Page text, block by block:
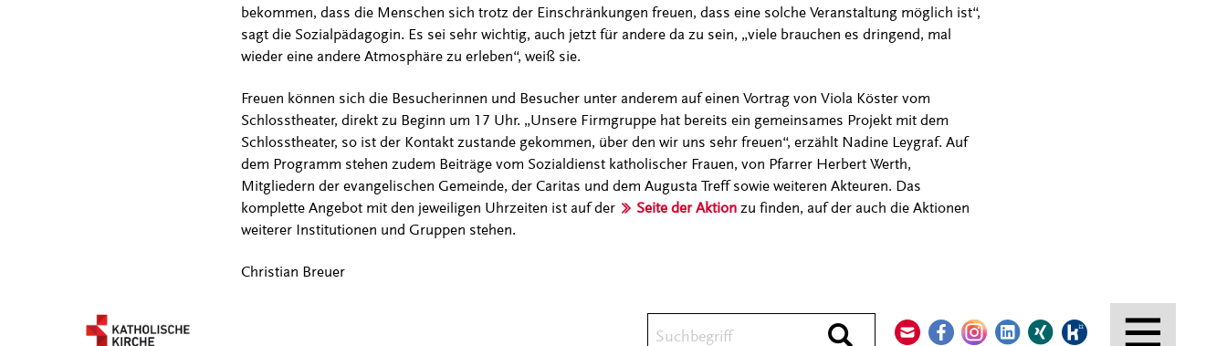
Durchsuchen
bekommen, dass die Menschen sich trotz der Einschränkungen freuen, dass eine solche Veranstaltung möglich ist“,
sagt die Sozialpädagogin. Es sei sehr wichtig, auch jetzt für andere da zu sein, „viele brauchen es dringend, mal
wieder eine andere Atmosphäre zu erleben“, weiß sie.
Freuen können sich die Besucherinnen und Besucher unter anderem auf einen Vortrag von Viola Köster vom
Schlosstheater, direkt zu Beginn um 17 Uhr. „Unsere Firmgruppe hat bereits ein gemeinsames Projekt mit dem
Schlosstheater, so ist der Kontakt zustande gekommen, über den wir uns sehr freuen“, erzählt Nadine Leygraf. Auf
dem Programm stehen zudem Beiträge vom Sozialdienst katholischer Frauen, von Pfarrer Herbert Werth,
Mitgliedern der evangelischen Gemeinde, der Caritas und dem Augusta Treff sowie weiteren Akteuren. Das
komplette Angebot mit den jeweiligen Uhrzeiten ist auf der
Seite der Aktionzu finden, auf der auch die Aktionen
weiterer Institutionen und Gruppen stehen.
Christian Breuer